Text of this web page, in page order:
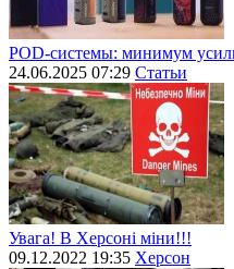
POD-системы: минимум
24.06.2025 07:29 Статьи
Увага! В Херсоні міни!!!
09.12.2022 19:35 Херсон